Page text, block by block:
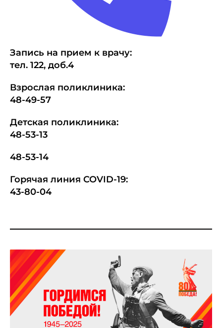
Запись на прием к врачу:
тел. 122, доб.4
Взрослая поликлиника:
48-49-57
Детская поликлиника:
48-53-13
48-53-14
Горячая линия COVID-19:
43-80-04